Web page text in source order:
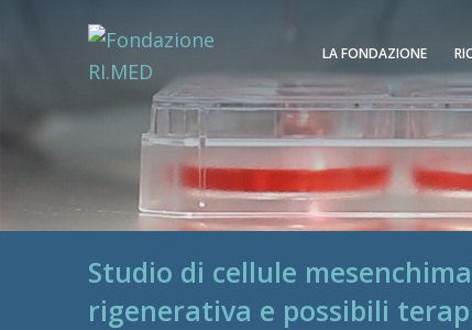
LA FONDAZIONE
Studio di cellule
rigenerativa e possibili